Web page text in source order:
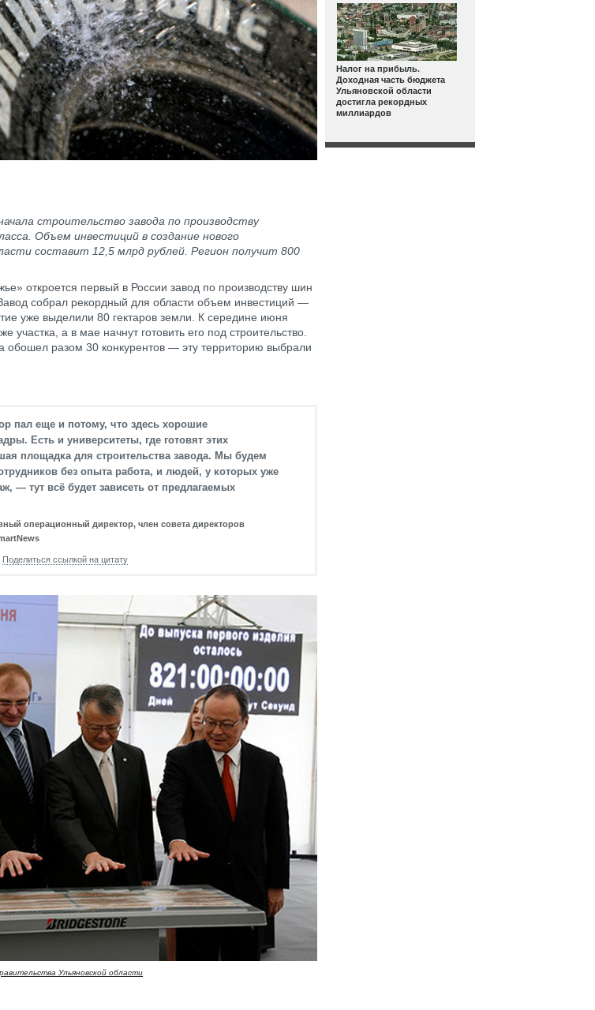
строительство завода по производству
Объем инвестиций в создание нового
составит 12,5 млрд рублей. Регион получит 800
откроется первый в России завод по производству шин
собрал рекордный для области объем инвестиций —
уже выделили 80 гектаров земли. К середине июня
участка, а в мае начнут готовить его под строительство.
обошел разом 30 конкурентов — эту территорию выбрали
пал еще и потому, что здесь хорошие
Есть и университеты, где готовят этих
площадка для строительства завода. Мы будем
без опыта работа, и людей, у которых уже
— тут всё будет зависеть от предлагаемых
операционный директор, член совета директоров
Поделиться ссылкой на цитату
Ульяновской области
Налог на прибыль.
Доходная часть бюджета
Ульяновской области
достигла рекордных
миллиардов